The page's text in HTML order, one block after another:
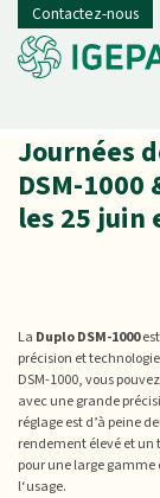
Contactez-nous
Journées
DSM-1000
les 25
La Duplo DSM-1000
précision et
DSM-1000, vous
avec une grande
réglage est d’à peine
rendement élevé et un
pour une large
l‘usage.